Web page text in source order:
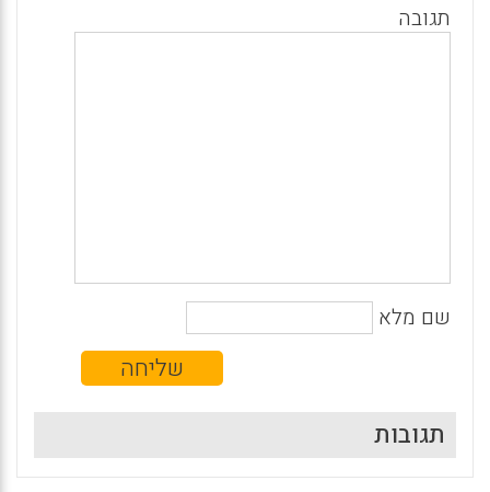
תגובה
שם מלא
תגובות